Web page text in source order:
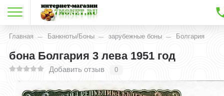
Главная Банкноты/Боны зарубежные боны Болгария
бона Болгария 3 лева 1951 год
Добавить отзыв 0